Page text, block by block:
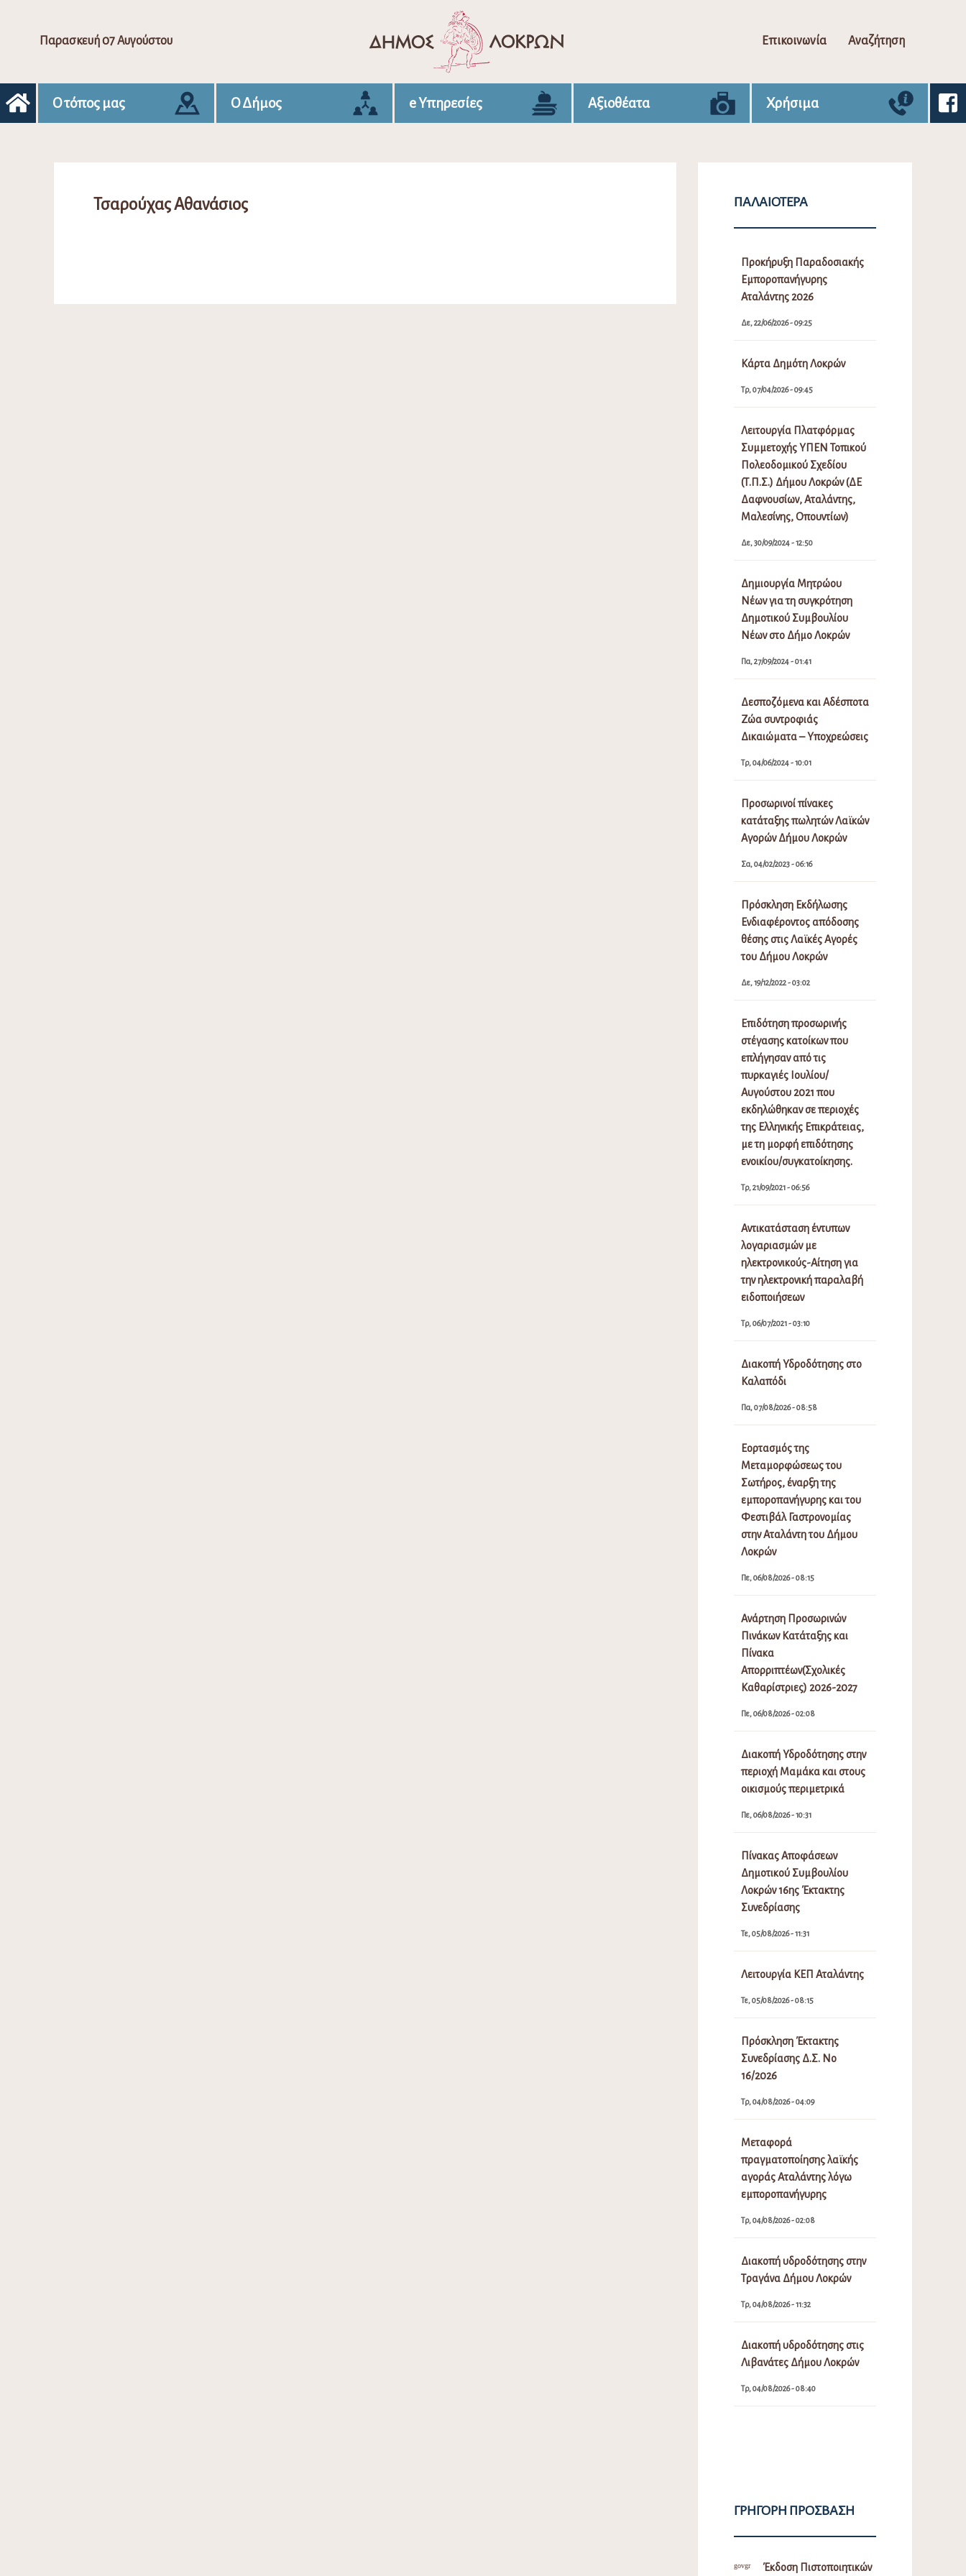
Παρασκευή 07 Αυγούστου Επικοινωνία Αναζήτηση
Ο τόπος μας Ο Δήμος e Υπηρεσίες Αξιοθέατα Χρήσιμα
Τσαρούχας Αθανάσιος ΠΑΛΑΙΌΤΕΡΑ
Προκήρυξη Παραδοσιακής
Εμποροπανήγυρης
Αταλάντης 2026
Δε, 22/06/2026 - 09:25
Κάρτα Δημότη Λοκρών
Τρ, 07/04/2026 - 09:45
Λειτουργία Πλατφόρμας
Συμμετοχής ΥΠΕΝ Τοπικού
Πολεοδομικού Σχεδίου
(Τ.Π.Σ.) Δήμου Λοκρών (ΔΕ
Δαφνουσίων, Αταλάντης,
Μαλεσίνης, Οπουντίων)
Δε, 30/09/2024 - 12:50
Δημιουργία Μητρώου
Νέων για τη συγκρότηση
Δημοτικού Συμβουλίου
Νέων στο Δήμο Λοκρών
Πα, 27/09/2024 - 01:41
Δεσποζόμενα και Αδέσποτα
Ζώα συντροφιάς
Δικαιώματα – Υποχρεώσεις
Τρ, 04/06/2024 - 10:01
Προσωρινοί πίνακες
κατάταξης πωλητών Λαϊκών
Αγορών Δήμου Λοκρών
Σα, 04/02/2023 - 06:16
Πρόσκληση Εκδήλωσης
Ενδιαφέροντος απόδοσης
θέσης στις Λαϊκές Αγορές
του Δήμου Λοκρών
Δε, 19/12/2022 - 03:02
Επιδότηση προσωρινής
στέγασης κατοίκων που
επλήγησαν από τις
πυρκαγιές Ιουλίου/
Αυγούστου 2021 που
εκδηλώθηκαν σε περιοχές
της Ελληνικής Επικράτειας,
με τη μορφή επιδότησης
ενοικίου/συγκατοίκησης.
Τρ, 21/09/2021 - 06:56
Αντικατάσταση έντυπων
λογαριασμών με
ηλεκτρονικούς-Αίτηση για
την ηλεκτρονική παραλαβή
ειδοποιήσεων
Τρ, 06/07/2021 - 03:10
Διακοπή Υδροδότησης στο
Καλαπόδι
Πα, 07/08/2026 - 08:58
Εορτασμός της
Μεταμορφώσεως του
Σωτήρος, έναρξη της
εμποροπανήγυρης και του
Φεστιβάλ Γαστρονομίας
στην Αταλάντη του Δήμου
Λοκρών
Πε, 06/08/2026 - 08:15
Ανάρτηση Προσωρινών
Πινάκων Κατάταξης και
Πίνακα
Απορριπτέων(Σχολικές
Καθαρίστριες) 2026-2027
Πε, 06/08/2026 - 02:08
Διακοπή Υδροδότησης στην
περιοχή Μαμάκα και στους
οικισμούς περιμετρικά
Πε, 06/08/2026 - 10:31
Πίνακας Αποφάσεων
Δημοτικού Συμβουλίου
Λοκρών 16ης Έκτακτης
Συνεδρίασης
Τε, 05/08/2026 - 11:31
Λειτουργία ΚΕΠ Αταλάντης
Τε, 05/08/2026 - 08:15
Πρόσκληση Έκτακτης
Συνεδρίασης Δ.Σ. Νο
16/2026
Τρ, 04/08/2026 - 04:09
Μεταφορά
πραγματοποίησης λαϊκής
αγοράς Αταλάντης λόγω
εμποροπανήγυρης
Τρ, 04/08/2026 - 02:08
Διακοπή υδροδότησης στην
Τραγάνα Δήμου Λοκρών
Τρ, 04/08/2026 - 11:32
Διακοπή υδροδότησης στις
Λιβανάτες Δήμου Λοκρών
Τρ, 04/08/2026 - 08:40
ΓΡΉΓΟΡΗ ΠΡΌΣΒΑΣΗ
Έκδοση Πιστοποιητικών